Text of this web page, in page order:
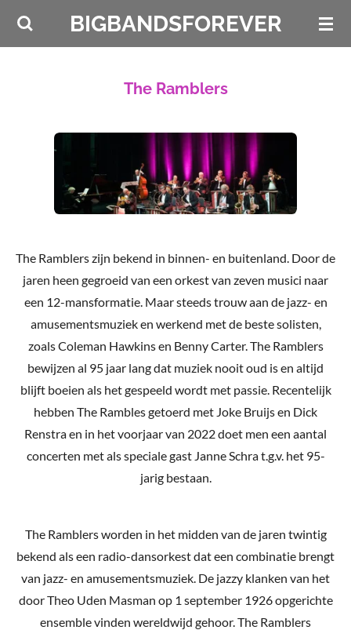
Ga
BIGBANDSFOREVER
The Ramblers
The Ramblers zijn bekend in binnen- en buitenland. Door de
jaren heen gegroeid van een orkest van zeven musici naar
een 12-mansformatie. Maar steeds trouw aan de jazz- en
amusementsmuziek en werkend met de beste solisten,
zoals Coleman Hawkins en Benny Carter. The Ramblers
bewijzen al 95 jaar lang dat muziek nooit oud is en altijd
blijft boeien als het gespeeld wordt met passie. Recentelijk
hebben The Rambles getoerd met Joke Bruijs en Dick
Renstra en in het voorjaar van 2022 doet men een aantal
concerten met als speciale gast Janne Schra t.g.v. het 95-
jarig bestaan.
The Ramblers worden in het midden van de jaren twintig
bekend als een radio-dansorkest dat een combinatie brengt
van jazz- en amusementsmuziek. De jazzy klanken van het
door Theo Uden Masman op 1 september 1926 opgerichte
ensemble vinden wereldwijd gehoor. The Ramblers